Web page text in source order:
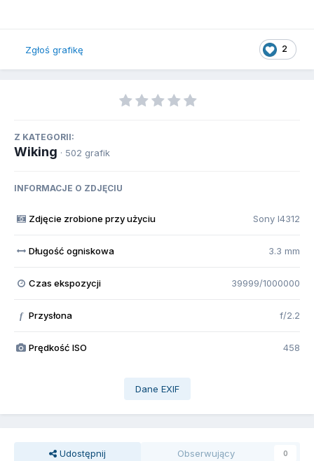
2
Zgłoś grafikę
Z KATEGORII:
Wiking · 502 grafik
INFORMACJE O ZDJĘCIU
Zdjęcie zrobione przy użyciu Sony I4312
Długość ogniskowa 3.3 mm
Czas ekspozycji 39999/1000000
f Przysłona f/2.2
Prędkość ISO 458
Dane EXIF
Udostępnij Obserwujący 0